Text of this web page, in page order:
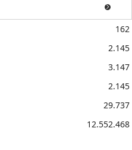
162
2.145
3.147
2.145
29.737
12.552.468